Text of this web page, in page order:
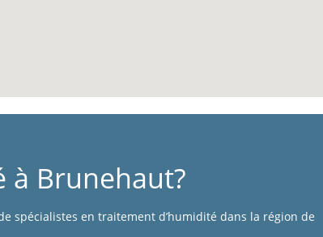
Brunehaut?
spécialistes en traitement d’humidité dans la région de